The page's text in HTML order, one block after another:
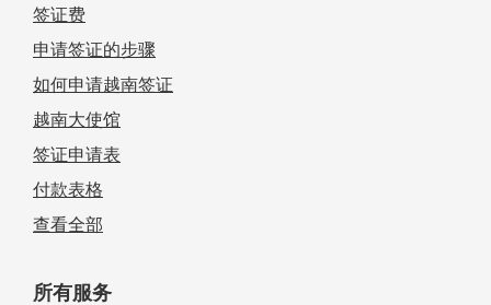
签证费
申请签证的步骤
如何申请越南签证
越南大使馆
签证申请表
付款表格
查看全部
所有服务